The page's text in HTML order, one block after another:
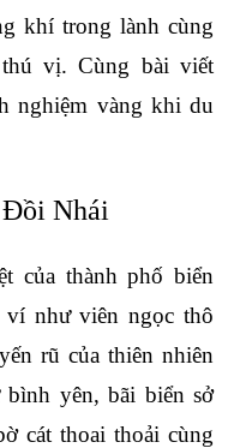
khí trong lành cùng
vị. Cùng bài viết
nghiệm vàng khi du
Nhái
của thành phố biển
như viên ngọc thô
rũ của thiên nhiên
yên, bãi biển sở
cát thoai thoải cùng